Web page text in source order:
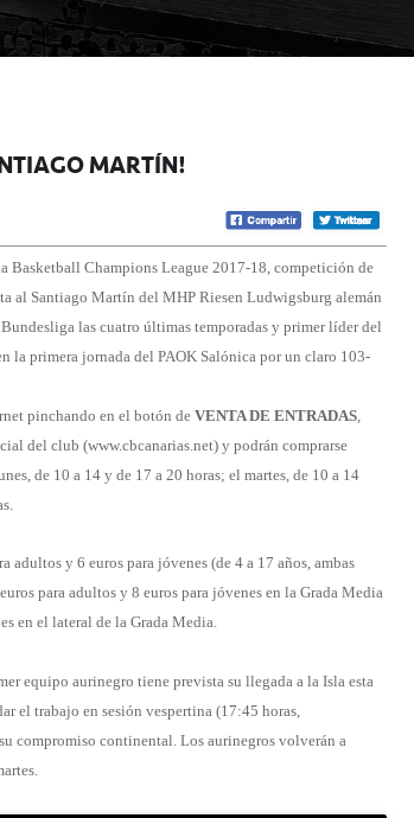
MARTÍN!
Basketball Champions League 2017-18, competición de
al Santiago Martín del MHP Riesen Ludwigsburg alemán
las cuatro últimas temporadas y primer líder del
la primera jornada del PAOK Salónica por un claro 103-
pinchando en el botón deVENTA DE ENTRADAS,
del club (www.cbcanarias.net) y podrán comprarse
de 10 a 14 y de 17 a 20 horas; el martes, de 10 a 14
adultos y 6 euros para jóvenes (de 4 a 17 años, ambas
para adultos y 8 euros para jóvenes en la Grada Media
en el lateral de la Grada Media.
equipo aurinegro tiene prevista su llegada a la Isla esta
el trabajo en sesión vespertina (17:45 horas,
compromiso continental. Los aurinegros volverán a